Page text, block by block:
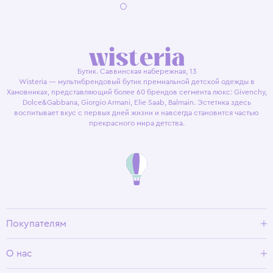
Бутик. Саввинская набережная, 13
Wisteria — мультибрендовый бутик премиальной детской одежды в
Хамовниках, представляющий более 60 брендов сегмента люкс: Givenchy,
Dolce&Gabbana, Giorgio Armani, Elie Saab, Balmain. Эстетика здесь
воспитывает вкус с первых дней жизни и навсегда становится частью
прекрасного мира детства.
Покупателям
Условия возврата
О нас